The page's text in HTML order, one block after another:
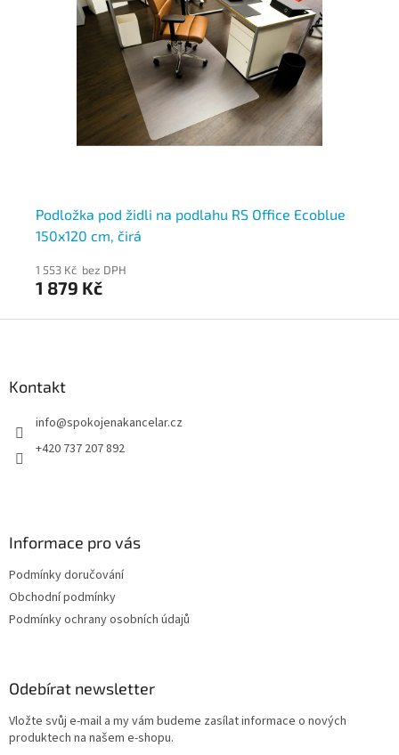
Podložka pod židli na podlahu RS Office Ecoblue
150x120 cm, čirá
1 553 Kč bez DPH
1 879 Kč
Kontakt
info@spokojenakancelar.cz
+420 737 207 892
Informace pro vás
Podmínky doručování
Obchodní podmínky
Podmínky ochrany osobních údajů
Odebírat newsletter
Vložte svůj e-mail a my vám budeme zasílat informace o nových
produktech na našem e-shopu.